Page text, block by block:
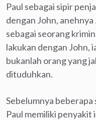
Paul sebagai sipir
dengan John,
sebagai seorang
lakukan dengan John,
bukanlah orang yang
dituduhkan.
Sebelumnya beberapa
Paul memiliki penyakit